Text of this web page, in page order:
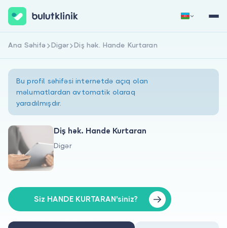
Haqqımızda
Xəstələr üçün
Həkimlər üçün
Qeydiyyat Daxil Ol
Ana Səhifə Digər Diş hək. Hande Kurtaran
Bu profil səhifəsi internetdə açıq olan
məlumatlardan avtomatik olaraq
yaradılmışdır.
Diş hək. Hande Kurtaran
Digər
Siz HANDE KURTARAN'siniz?